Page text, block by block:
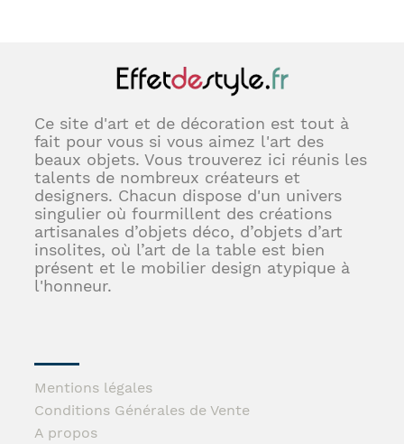
Ce site d'art et de décoration est tout à
fait pour vous si vous aimez l'art des
beaux objets. Vous trouverez ici réunis les
talents de nombreux créateurs et
designers. Chacun dispose d'un univers
singulier où fourmillent des créations
artisanales d’objets déco, d’objets d’art
insolites, où l’art de la table est bien
présent et le mobilier design atypique à
l'honneur.
Mentions légales
Conditions Générales de Vente
A propos